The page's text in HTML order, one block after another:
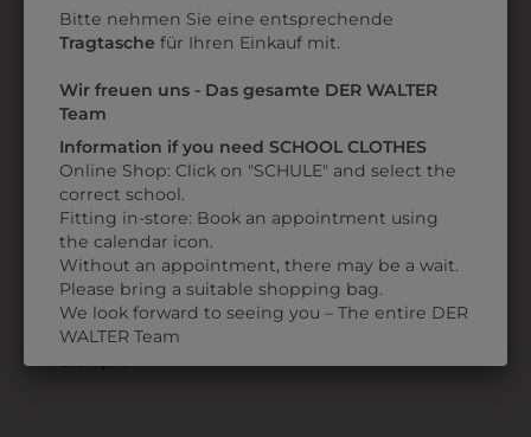
ZULETZT ANGESEHEN
320P02K19900
DAMENKOCHJACKE
CHIARA
€ 64,90
Bitte nehmen Sie eine entsprechende
Tragtasche für Ihren Einkauf mit.
Wir freuen uns - Das gesamte DER WALTER
Team
Information if you need SCHOOL CLOTHES
Online Shop: Click on "SCHULE" and select the
correct school.
Fitting in-store: Book an appointment using
the calendar icon.
Without an appointment, there may be a wait.
Please bring a suitable shopping bag.
We look forward to seeing you – The entire DER
WALTER Team